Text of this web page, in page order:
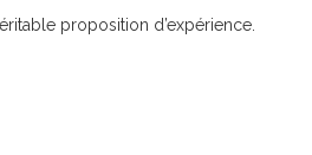
proposition d’expérience.